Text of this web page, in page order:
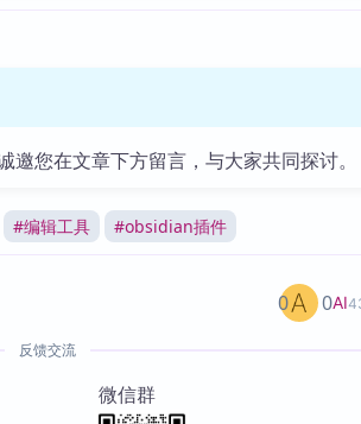
您在文章下方留言，与大家共同探讨。
#编辑工具 #obsidian插件
AI
0 0
反馈交流
微信群